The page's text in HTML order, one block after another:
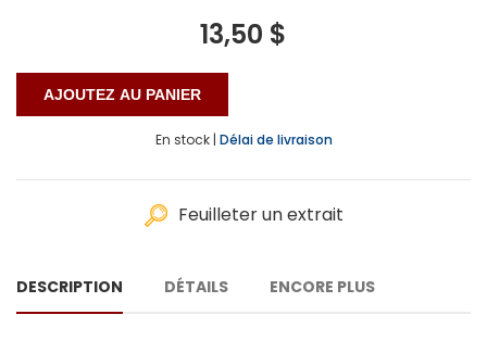
13,50 $
En stock | Délai de livraison
Feuilleter un extrait
DESCRIPTION DÉTAILS ENCORE PLUS